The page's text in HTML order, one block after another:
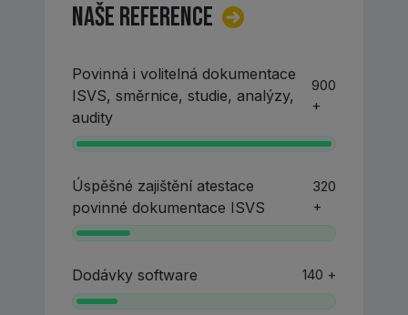
Naše reference
Povinná i volitelná dokumentace
ISVS, směrnice, studie, analýzy,
audity
900
+
Úspěšné zajištění atestace
povinné dokumentace ISVS
320
+
Dodávky software 140 +